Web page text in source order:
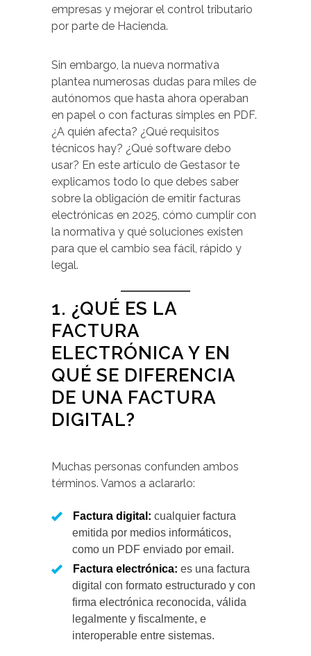
empresas y mejorar el control tributario
por parte de Hacienda.
Sin embargo, la nueva normativa
plantea numerosas dudas para miles de
autónomos que hasta ahora operaban
en papel o con facturas simples en PDF.
¿A quién afecta? ¿Qué requisitos
técnicos hay? ¿Qué software debo
usar? En este artículo de Gestasor te
explicamos todo lo que debes saber
sobre la obligación de emitir facturas
electrónicas en 2025, cómo cumplir con
la normativa y qué soluciones existen
para que el cambio sea fácil, rápido y
legal.
1. ¿QUÉ ES LA
FACTURA
ELECTRÓNICA Y EN
QUÉ SE DIFERENCIA
DE UNA FACTURA
DIGITAL?
Muchas personas confunden ambos
términos. Vamos a aclararlo:
Factura digital: cualquier factura
emitida por medios informáticos,
como un PDF enviado por email.
Factura electrónica: es una factura
digital con formato estructurado y con
firma electrónica reconocida, válida
legalmente y fiscalmente, e
interoperable entre sistemas.